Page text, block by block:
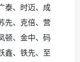
泰、时迈、成
先、克倍、营
顿、金中、码
鑫、铁先、至